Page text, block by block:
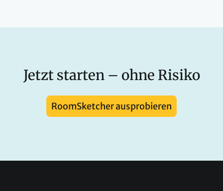
Jetzt starten – ohne Risiko
RoomSketcher ausprobieren